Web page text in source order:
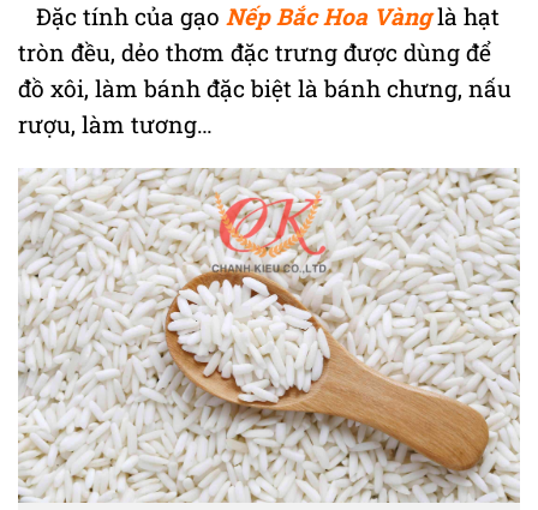
Đặc tính của gạo Nếp Bắc Hoa Vàng là hạt
tròn đều, dẻo thơm đặc trưng được dùng để
đồ xôi, làm bánh đặc biệt là bánh chưng, nấu
rượu, làm tương…